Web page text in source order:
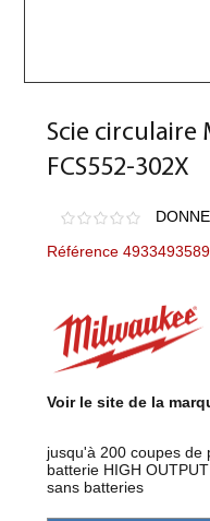
Scie circulaire
FCS552-302X
Référence 4933493589
Voir le site de la
jusqu'à 200 coupes de
batterie HIGH
sans batteries